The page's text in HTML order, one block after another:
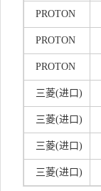
PROTON
PROTON
PROTON
三菱(进口)
三菱(进口)
三菱(进口)
三菱(进口)